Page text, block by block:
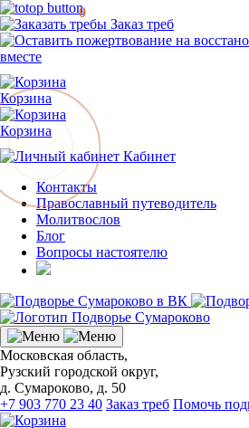
Заказ треб
вместе
Корзина
Корзина
0
Кабинет
Контакты
Православный путеводитель
Молитвослов
Блог
Вопросы настоятелю
Московская область,
Рузский городской округ,
д. Сумароково, д. 50
+7 903 770 23 40 Заказ треб Помочь